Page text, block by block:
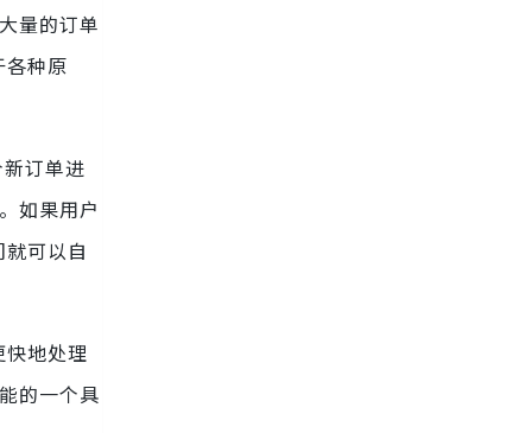
量的订单
种原
订单进
如果用户
可以自
地处理
的一个具